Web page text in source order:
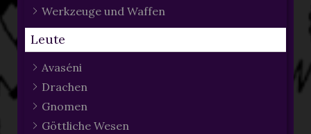
Werkzeuge und Waffen
Leute
Avaséni
Drachen
Gnomen
Göttliche Wesen